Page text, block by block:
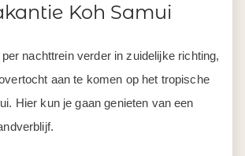
Koh Samui
nachttrein verder in zuidelijke richting,
aan te komen op het tropische
Hier kun je gaan genieten van een